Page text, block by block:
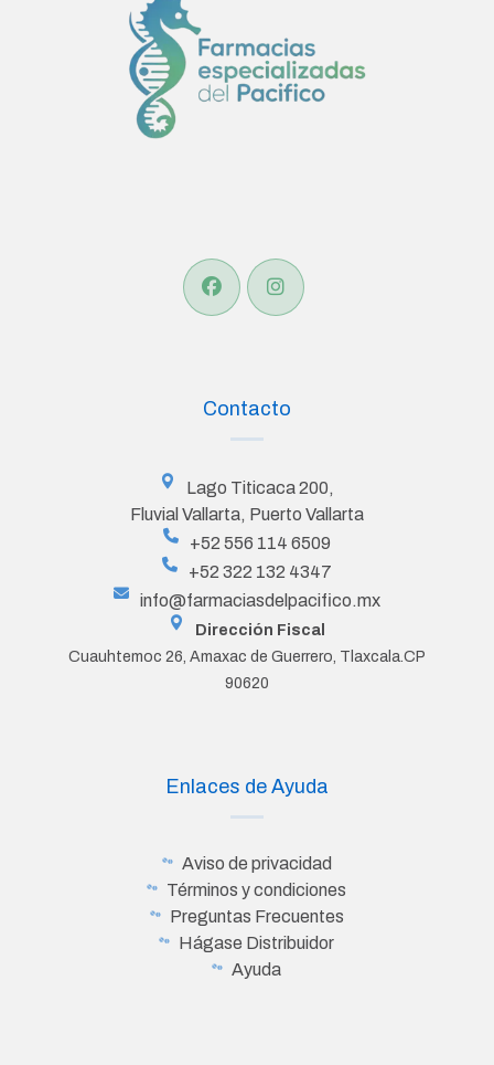
Contacto
Lago Titicaca 200,
Fluvial Vallarta, Puerto Vallarta
+52 556 114 6509
+52 322 132 4347
info@farmaciasdelpacifico.mx
Dirección Fiscal
Cuauhtemoc 26, Amaxac de Guerrero, Tlaxcala.CP
90620
Enlaces de Ayuda
Aviso de privacidad
Términos y condiciones
Preguntas Frecuentes
Hágase Distribuidor
Ayuda